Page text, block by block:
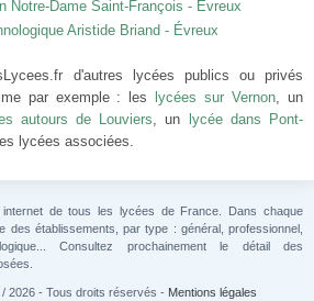
Notre-Dame Saint-François - Évreux
Aristide Briand - Évreux
d'autres lycées publics ou privés
par exemple : les lycées sur Vernon, un
autours de Louviers, un
lycée dans Pont-
lycées associées.
de tous les lycées de France. Dans chaque
des établissements, par type : général, professionnel,
Consultez prochainement le détail des
2026 - Tous droits réservés - Mentions légales